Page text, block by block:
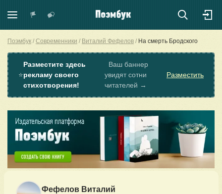
Поэмбук Современники Виталий Фефелов На смерть Бродского
⭐
Разместите здесь
рекламу своего
стихотворения!
Ваш баннер
увидят сотни
читателей →
Разместить
Фефелов Виталий